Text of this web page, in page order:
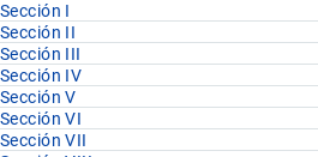
Sección I
Sección II
Sección III
Sección IV
Sección V
Sección VI
Sección VII